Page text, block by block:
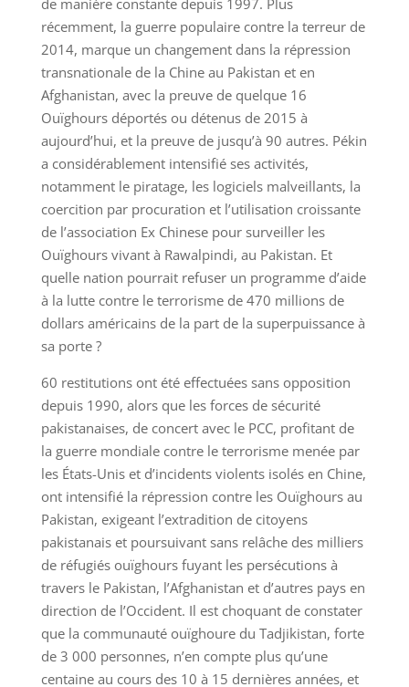
de manière constante depuis 1997. Plus
récemment, la guerre populaire contre la terreur de
2014, marque un changement dans la répression
transnationale de la Chine au Pakistan et en
Afghanistan, avec la preuve de quelque 16
Ouïghours déportés ou détenus de 2015 à
aujourd’hui, et la preuve de jusqu’à 90 autres. Pékin
a considérablement intensifié ses activités,
notamment le piratage, les logiciels malveillants, la
coercition par procuration et l’utilisation croissante
de l’association Ex Chinese pour surveiller les
Ouïghours vivant à Rawalpindi, au Pakistan. Et
quelle nation pourrait refuser un programme d’aide
à la lutte contre le terrorisme de 470 millions de
dollars américains de la part de la superpuissance à
sa porte ?
60 restitutions ont été effectuées sans opposition
depuis 1990, alors que les forces de sécurité
pakistanaises, de concert avec le PCC, profitant de
la guerre mondiale contre le terrorisme menée par
les États-Unis et d’incidents violents isolés en Chine,
ont intensifié la répression contre les Ouïghours au
Pakistan, exigeant l’extradition de citoyens
pakistanais et poursuivant sans relâche des milliers
de réfugiés ouïghours fuyant les persécutions à
travers le Pakistan, l’Afghanistan et d’autres pays en
direction de l’Occident. Il est choquant de constater
que la communauté ouïghoure du Tadjikistan, forte
de 3 000 personnes, n’en compte plus qu’une
centaine au cours des 10 à 15 dernières années, et